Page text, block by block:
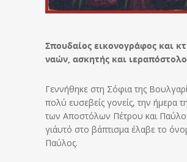
Σπουδαίος εικονογράφος και
ναών, ασκητής και
Γεννήθηκε στη Σόφια της
πολύ ευσεβείς γονείς, την ήμερα
των Αποστόλων Πέτρου και
γι΄αυτό στο βάπτισμα έλαβε το
Παύλος.